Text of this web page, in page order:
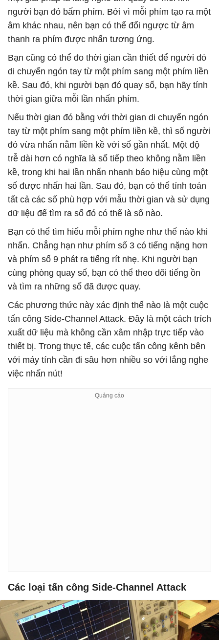
người bạn đó bấm phím. Bởi vì mỗi phím tạo ra một
âm khác nhau, nên bạn có thể đổi ngược từ âm
thanh ra phím được nhấn tương ứng.
Bạn cũng có thể đo thời gian cần thiết để người đó
di chuyển ngón tay từ một phím sang một phím liền
kề. Sau đó, khi người bạn đó quay số, bạn hãy tính
thời gian giữa mỗi lần nhấn phím.
Nếu thời gian đó bằng với thời gian di chuyển ngón
tay từ một phím sang một phím liền kề, thì số người
đó vừa nhấn nằm liền kề với số gần nhất. Một độ
trễ dài hơn có nghĩa là số tiếp theo không nằm liền
kề, trong khi hai lần nhấn nhanh báo hiệu cùng một
số được nhấn hai lần. Sau đó, bạn có thể tính toán
tất cả các số phù hợp với mẫu thời gian và sử dụng
dữ liệu để tìm ra số đó có thể là số nào.
Bạn có thể tìm hiểu mỗi phím nghe như thế nào khi
nhấn. Chẳng hạn như phím số 3 có tiếng nặng hơn
và phím số 9 phát ra tiếng rít nhẹ. Khi người bạn
cùng phòng quay số, bạn có thể theo dõi tiếng ồn
và tìm ra những số đã được quay.
Các phương thức này xác định thế nào là một cuộc
tấn công Side-Channel Attack. Đây là một cách trích
xuất dữ liệu mà không cần xâm nhập trực tiếp vào
thiết bị. Trong thực tế, các cuộc tấn công kênh bên
với máy tính cần đi sâu hơn nhiều so với lắng nghe
việc nhấn nút!
Các loại tấn công Side-Channel Attack